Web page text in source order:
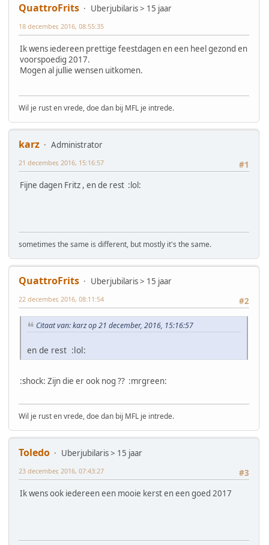
QuattroFrits Uberjubilaris > 15 jaar
18 december, 2016, 08:55:35
Ik wens iedereen prettige feestdagen en een heel gezond en
voorspoedig 2017.
Mogen al jullie wensen uitkomen.
Wil je rust en vrede, doe dan bij MFL je intrede.
karz
Administrator
#1
21 december, 2016, 15:16:57
Fijne dagen Fritz , en de rest :lol:
sometimes the same is different, but mostly it's the same.
QuattroFrits
Uberjubilaris > 15 jaar
#2
22 december, 2016, 08:11:54
Citaat van: karz op 21 december, 2016, 15:16:57
en de rest :lol:
:shock: Zijn die er ook nog ?? :mrgreen:
Wil je rust en vrede, doe dan bij MFL je intrede.
Toledo
Uberjubilaris > 15 jaar
#3
23 december, 2016, 07:43:27
Ik wens ook iedereen een mooie kerst en een goed 2017